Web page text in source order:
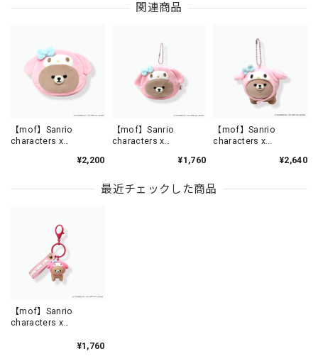
関連商品
【mof】Sanrio
characters x
しフェイスポーチ MY
MFS004-6
¥2,200
【mof】Sanrio
characters x
しミニポーチチャーム
MFS005-6
¥1,760
【mof】Sanrio
characters x
しマスコットチャーム
MFS901-6
¥2,640
最近チェックした商品
【mof】Sanrio
characters x
しPVCキーホルダー MY
¥1,760